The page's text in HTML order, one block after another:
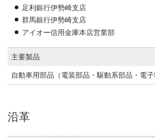
足利銀行伊勢崎支店
群馬銀行伊勢崎支店
アイオー信用金庫本店営業部
主要製品
自動車用部品（電装部品・駆動系部品・電子
沿革